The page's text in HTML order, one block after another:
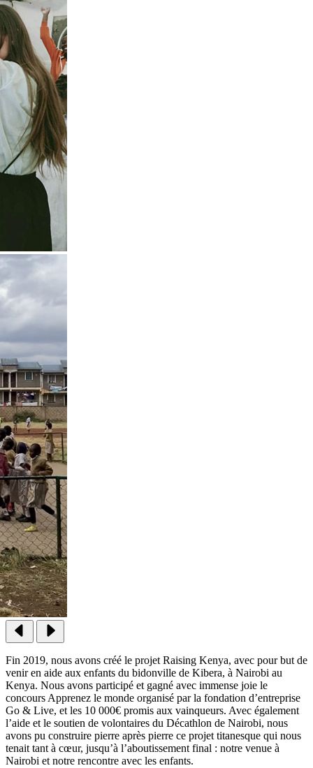
Fin 2019, nous avons créé le projet Raising Kenya, avec pour but de
venir en aide aux enfants du bidonville de Kibera, à Nairobi au
Kenya. Nous avons participé et gagné avec immense joie le
concours Apprenez le monde organisé par la fondation d’entreprise
Go & Live, et les 10 000€ promis aux vainqueurs. Avec également
l’aide et le soutien de volontaires du Décathlon de Nairobi, nous
avons pu construire pierre après pierre ce projet titanesque qui nous
tenait tant à cœur, jusqu’à l’aboutissement final : notre venue à
Nairobi et notre rencontre avec les enfants.